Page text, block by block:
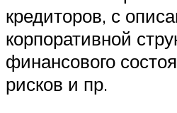
кредиторов, с
корпоративной
финансового
рисков и пр.